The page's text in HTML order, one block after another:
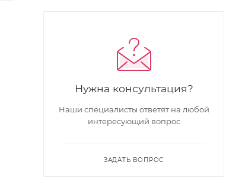
Нужна консультация?
Наши специалисты ответят на любой
интересующий вопрос
ЗАДАТЬ ВОПРОС